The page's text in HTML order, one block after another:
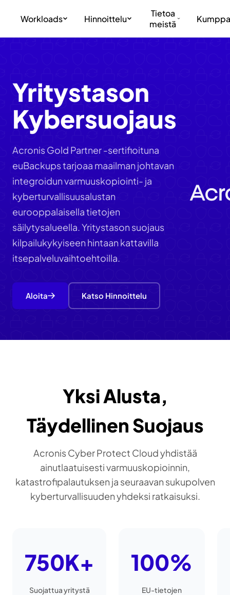
Workloads Hinnoittelu
Tietoa
meistä
Yritystason
Kybersuojaus
Acronis Gold Partner -sertifioituna
euBackups tarjoaa maailman johtavan
integroidun varmuuskopiointi- ja
kyberturvallisuusalustan
eurooppalaisella tietojen
säilytysalueella. Yritystason suojaus
kilpailukykyiseen hintaan kattavilla
itsepalveluvaihtoehtoilla.
Aloita Katso Hinnoittelu
Yksi Alusta,
Täydellinen Suojaus
Acronis Cyber Protect Cloud yhdistää
ainutlaatuisesti varmuuskopioinnin,
katastrofipalautuksen ja seuraavan sukupolven
kyberturvallisuuden yhdeksi ratkaisuksi.
750K+
Suojattua yritystä
100%
EU-tietojen